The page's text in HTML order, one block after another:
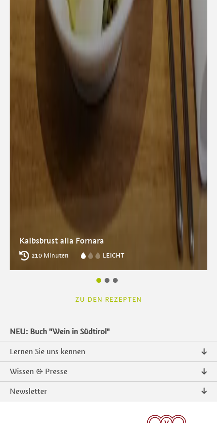
Kalbsbrust alla Fornara
210 Minuten LEICHT
ZU DEN REZEPTEN
NEU: Buch "Wein in Südtirol"
Lernen Sie uns kennen
Über uns
Kontakt
Intranet
Wissen & Presse
Pressemitteilungen
Newsletter